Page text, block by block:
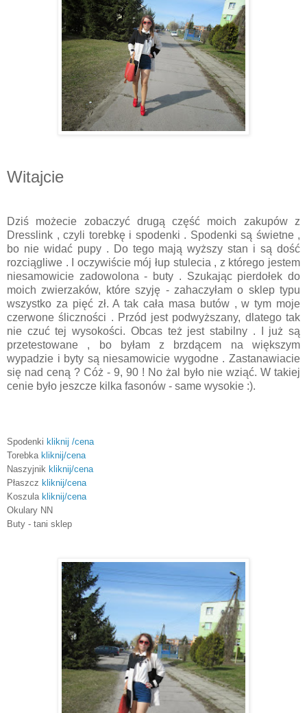
Witajcie
Dziś możecie zobaczyć drugą część moich zakupów z
Dresslink , czyli torebkę i spodenki . Spodenki są świetne ,
bo nie widać pupy . Do tego mają wyższy stan i są dość
rozciągliwe . I oczywiście mój łup stulecia , z którego jestem
niesamowicie zadowolona - buty . Szukając pierdołek do
moich zwierzaków, które szyję - zahaczyłam o sklep typu
wszystko za pięć zł. A tak cała masa butów , w tym moje
czerwone śliczności . Przód jest podwyższany, dlatego tak
nie czuć tej wysokości. Obcas też jest stabilny . I już są
przetestowane , bo byłam z brzdącem na większym
wypadzie i byty są niesamowicie wygodne . Zastanawiacie
się nad ceną ? Cóż - 9, 90 ! No żal było nie wziąć. W takiej
cenie było jeszcze kilka fasonów - same wysokie :).
Spodenki kliknij /cena
Torebka kliknij/cena
Naszyjnik kliknij/cena
Płaszcz kliknij/cena
Koszula kliknij/cena
Okulary NN
Buty - tani sklep